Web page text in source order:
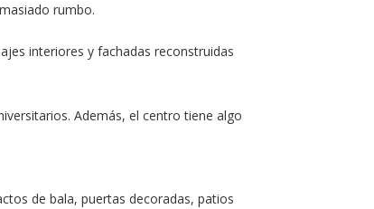
rumbo.
interiores y fachadas reconstruidas
Además, el centro tiene algo
de bala, puertas decoradas, patios